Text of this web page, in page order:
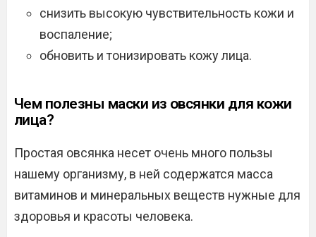
снизить высокую чувствительность кожи и
воспаление;
обновить и тонизировать кожу лица.
Чем полезны маски из овсянки для кожи
лица?
Простая овсянка несет очень много пользы
нашему организму, в ней содержатся масса
витаминов и минеральных веществ нужные для
здоровья и красоты человека.